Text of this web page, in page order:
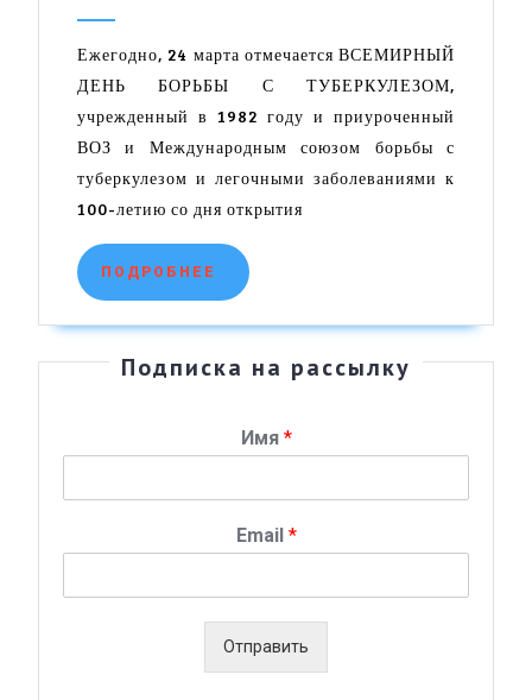
марта
–
ДЕНЬ
БОРЬБЫ
ДЕНЬ
Ежегодно, 24 марта отмечается ВСЕМИРНЫЙ
ДЕНЬ БОРЬБЫ С ТУБЕРКУЛЕЗОМ,
учрежденный в 1982 году и приуроченный
ВОЗ и Международным союзом борьбы с
туберкулезом и легочными заболеваниями к
100-летию со дня открытия
ПОДРОБНЕЕ ПОДРОБНЕЕ
Подписка на рассылку
Имя *
Email *
Отправить